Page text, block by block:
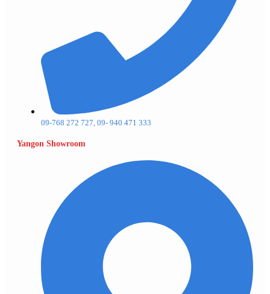
09-768 272 727, 09- 940 471 333
Yangon Showroom